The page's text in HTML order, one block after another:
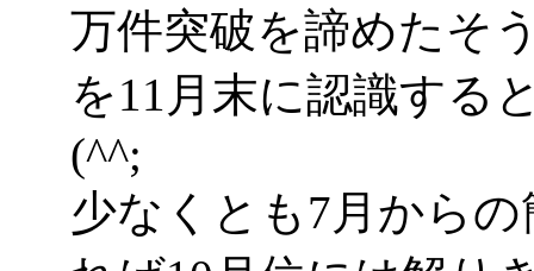
万件突破を諦めたそ
を11月末に認識する
(^^;
少なくとも7月から